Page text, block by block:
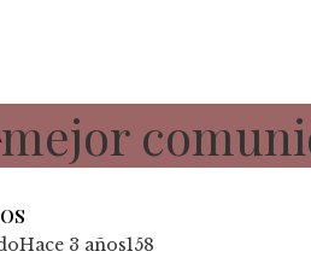
Hace 3 años158